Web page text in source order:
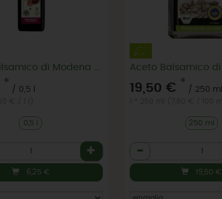
*
/ 0,5 l
0,5 l
6,25 €
19,50 € *
/ 250 ml
250 ml
Anzahl
19,50 €